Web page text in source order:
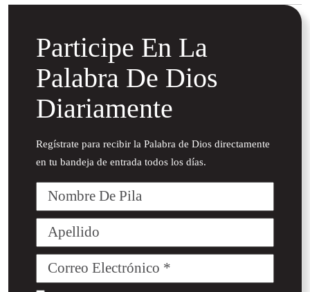
Participe En La
Palabra De Dios
Diariamente
Regístrate para recibir la Palabra de Dios directamente
en tu bandeja de entrada todos los días.
Nombre
Apellido
Correo